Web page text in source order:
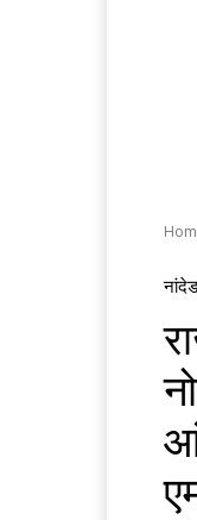
नांदेड